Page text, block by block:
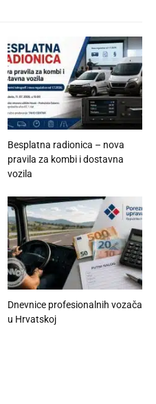
Besplatna radionica – nova
pravila za kombi i dostavna
vozila
Dnevnice profesionalnih vozača
u Hrvatskoj